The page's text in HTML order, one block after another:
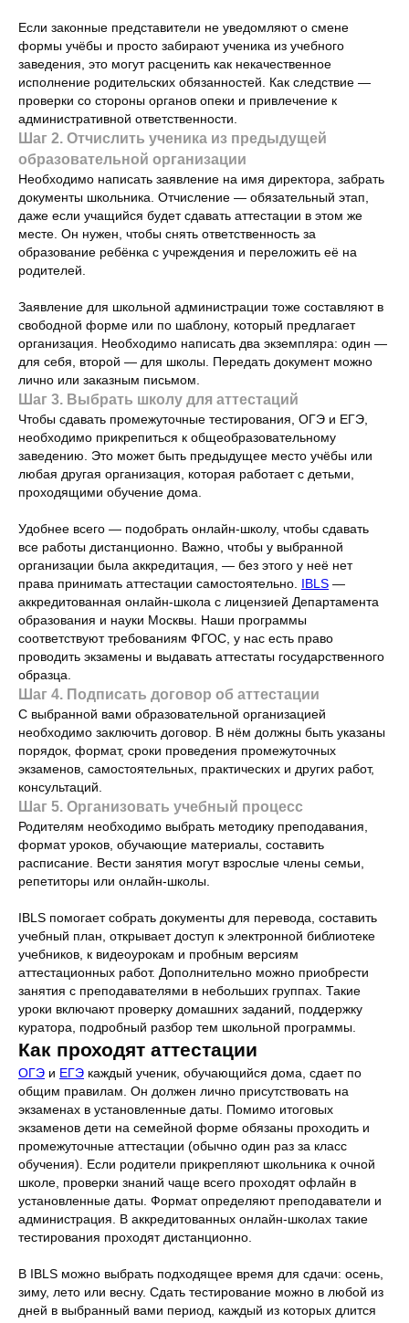
Если законные представители не уведомляют о смене
формы учёбы и просто забирают ученика из учебного
заведения, это могут расценить как некачественное
исполнение родительских обязанностей. Как следствие —
проверки со стороны органов опеки и привлечение к
административной ответственности.
Шаг 2. Отчислить ученика из предыдущей
образовательной организации
Необходимо написать заявление на имя директора, забрать
документы школьника. Отчисление — обязательный этап,
даже если учащийся будет сдавать аттестации в этом же
месте. Он нужен, чтобы снять ответственность за
образование ребёнка с учреждения и переложить её на
родителей.
Заявление для школьной администрации тоже составляют в
свободной форме или по шаблону, который предлагает
организация. Необходимо написать два экземпляра: один —
для себя, второй — для школы. Передать документ можно
лично или заказным письмом.
Шаг 3. Выбрать школу для аттестаций
Чтобы сдавать промежуточные тестирования, ОГЭ и ЕГЭ,
необходимо прикрепиться к общеобразовательному
заведению. Это может быть предыдущее место учёбы или
любая другая организация, которая работает с детьми,
проходящими обучение дома.
Удобнее всего — подобрать онлайн-школу, чтобы сдавать
все работы дистанционно. Важно, чтобы у выбранной
организации была аккредитация, — без этого у неё нет
права принимать аттестации самостоятельно. IBLS —
аккредитованная онлайн-школа с лицензией Департамента
образования и науки Москвы. Наши программы
соответствуют требованиям ФГОС, у нас есть право
проводить экзамены и выдавать аттестаты государственного
образца.
Шаг 4. Подписать договор об аттестации
С выбранной вами образовательной организацией
необходимо заключить договор. В нём должны быть указаны
порядок, формат, сроки проведения промежуточных
экзаменов, самостоятельных, практических и других работ,
консультаций.
Шаг 5. Организовать учебный процесс
Родителям необходимо выбрать методику преподавания,
формат уроков, обучающие материалы, составить
расписание. Вести занятия могут взрослые члены семьи,
репетиторы или онлайн-школы.
IBLS помогает собрать документы для перевода, составить
учебный план, открывает доступ к электронной библиотеке
учебников, к видеоурокам и пробным версиям
аттестационных работ. Дополнительно можно приобрести
занятия с преподавателями в небольших группах. Такие
уроки включают проверку домашних заданий, поддержку
куратора, подробный разбор тем школьной программы.
Как проходят аттестации
ОГЭ и ЕГЭ каждый ученик, обучающийся дома, сдает по
общим правилам. Он должен лично присутствовать на
экзаменах в установленные даты. Помимо итоговых
экзаменов дети на семейной форме обязаны проходить и
промежуточные аттестации (обычно один раз за класс
обучения). Если родители прикрепляют школьника к очной
школе, проверки знаний чаще всего проходят офлайн в
установленные даты. Формат определяют преподаватели и
администрация. В аккредитованных онлайн-школах такие
тестирования проходят дистанционно.
В IBLS можно выбрать подходящее время для сдачи: осень,
зиму, лето или весну. Сдать тестирование можно в любой из
дней в выбранный вами период, каждый из которых длится